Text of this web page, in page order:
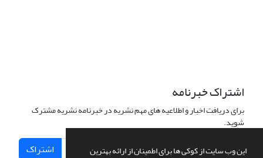
این وب سایت از کوکی ها برای اطمینان از ارائه بهترین
اشتراک خبرنامه
برای دریافت اخبار و اطلاعیه های مهم نشریه در خبرنامه نشریه مشترک
شوید.
اشتراک